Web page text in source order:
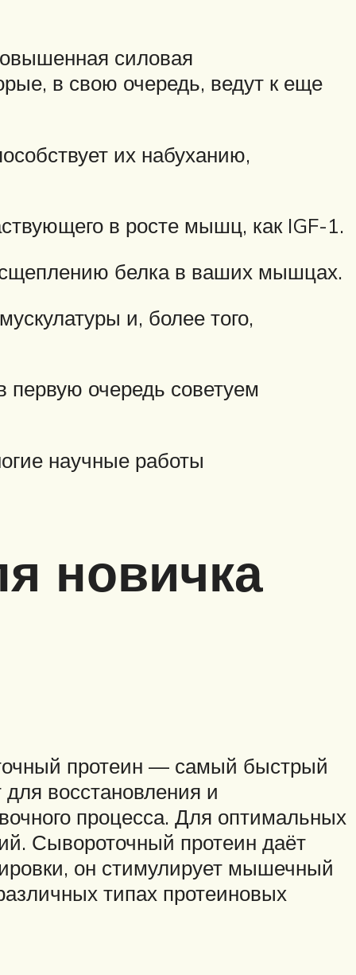
силовая
в свою очередь, ведут к еще
их набуханию,
в росте мышц, как IGF-1.
белка в ваших мышцах.
и, более того,
очередь советуем
научные работы
новичка
протеин — самый быстрый
восстановления и
процесса. Для оптимальных
Сывороточный протеин даёт
он стимулирует мышечный
типах протеиновых